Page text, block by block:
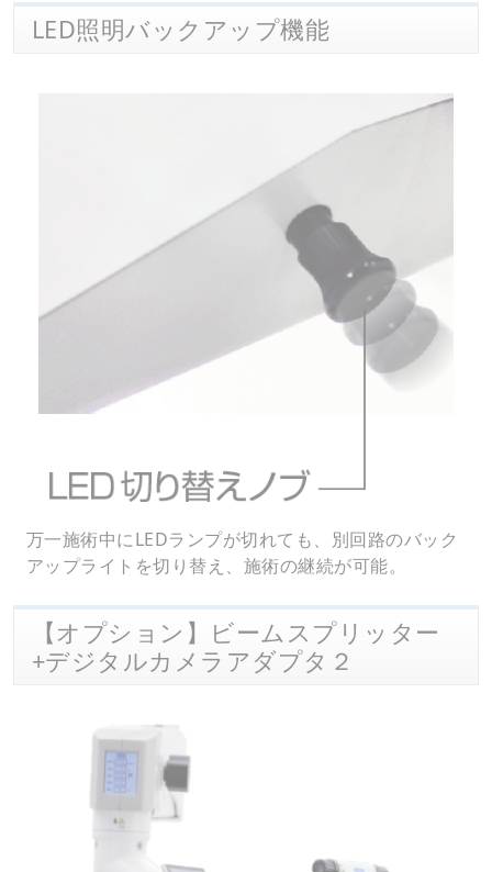
LED照明バックアップ機能
万一施術中にLEDランプが切れても、別回路のバック
アップライトを切り替え、施術の継続が可能。
【オプション】ビームスプリッター
+デジタルカメラアダプタ２